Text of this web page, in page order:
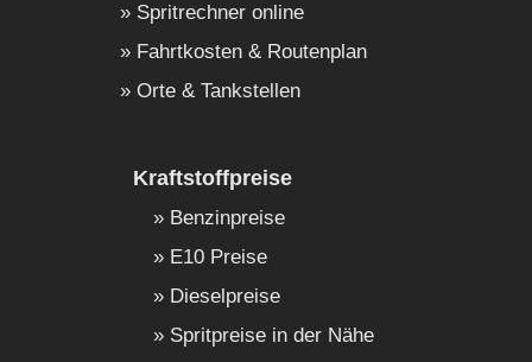
Spritrechner online
Fahrtkosten & Routenplan
Orte & Tankstellen
Kraftstoffpreise
Benzinpreise
E10 Preise
Dieselpreise
Spritpreise in der Nähe